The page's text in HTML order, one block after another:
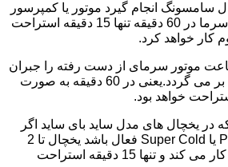
سامسونگ انجام گیرد موتور یا کمپرسور
یخچال برای جبران افت سرما در 60 دقیقه تنها 15 دقیقه استراحت
کار خواهد کرد.
از گذشت 6 الی 8 ساعت موتور سرمای از دست رفته را جبران
می کند و به حالت عادی بر می گردد.یعنی در 60 دقیقه به صورت
که در یخچال های مدل ساید بای ساید اگر
حالت های Power Fridge یا Super Cold فعال باشد یخچال تا 2
ساعت به صورت مداوم کار می کند و تنها 15 دقیقه استراحت